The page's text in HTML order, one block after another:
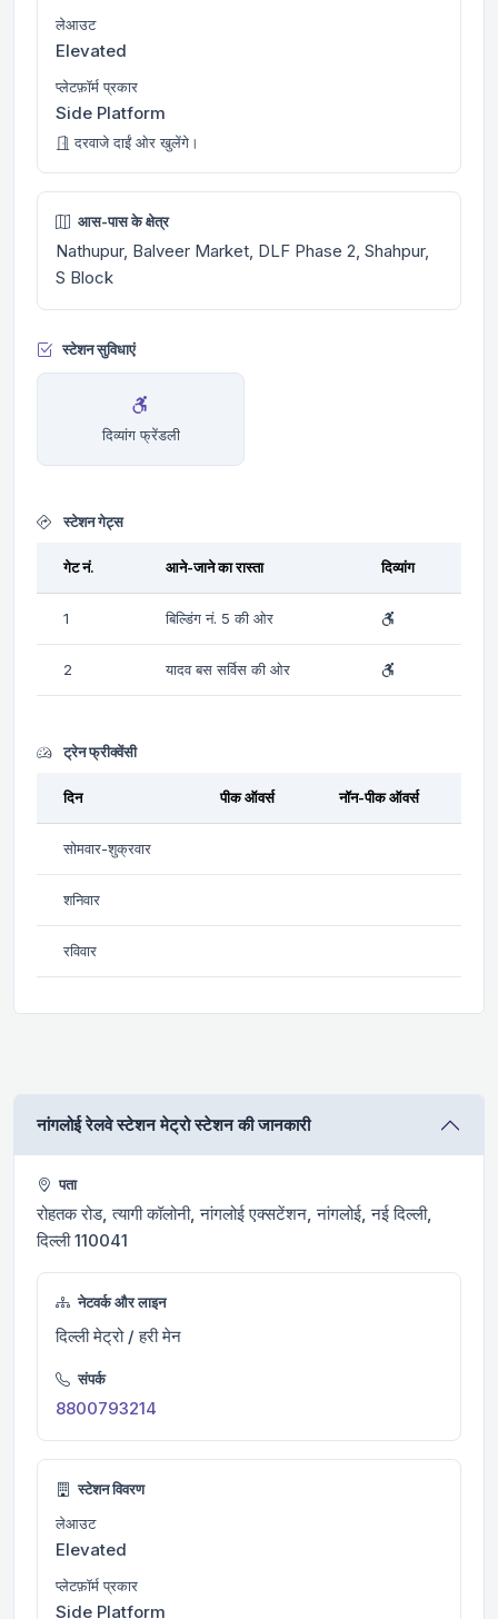
लेआउट
Elevated
प्लेटफ़ॉर्म प्रकार
Side Platform
दरवाजे दाईं ओर खुलेंगे।
आस-पास के क्षेत्र
Nathupur, Balveer Market, DLF Phase 2, Shahpur,
S Block
स्टेशन सुविधाएं
दिव्यांग फ्रेंडली
स्टेशन गेट्स
गेट नं. आने-जाने का रास्ता दिव्यांग
1 बिल्डिंग नं. 5 की ओर
2 यादव बस सर्विस की ओर
ट्रेन फ्रीक्वेंसी
दिन पीक ऑवर्स नॉन-पीक ऑवर्स
सोमवार-शुक्रवार
शनिवार
रविवार
नांगलोई रेलवे स्टेशन मेट्रो स्टेशन की जानकारी
पता
रोहतक रोड, त्यागी कॉलोनी, नांगलोई एक्सटेंशन, नांगलोई, नई दिल्ली,
दिल्ली 110041
नेटवर्क और लाइन
दिल्ली मेट्रो / हरी मेन
संपर्क
8800793214
स्टेशन विवरण
लेआउट
Elevated
प्लेटफ़ॉर्म प्रकार
Side Platform